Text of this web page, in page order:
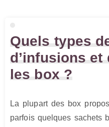
Quels types
d’infusions et
les box ?
La plupart des box
parfois quelques sachets